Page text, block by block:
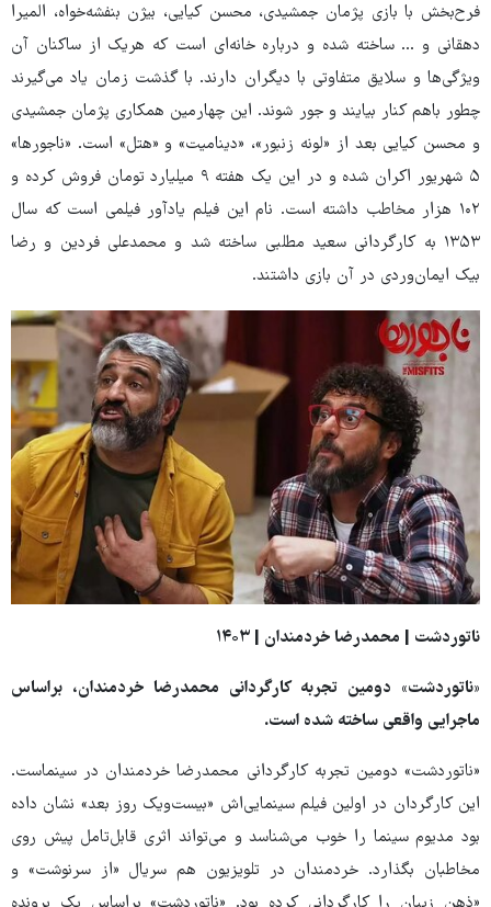
فرح‌بخش با بازی پژمان جمشیدی، محسن کیایی، بیژن بنفشه‌خواه، المیرا
دهقانی و … ساخته شده و درباره خانه‌ای است که هریک از ساکنان آن
ویژگی‌ها و سلایق متفاوتی با دیگران دارند. با گذشت زمان یاد می‌گیرند
چطور باهم کنار بیایند و جور شوند. این چهارمین همکاری پژمان جمشیدی
و محسن کیایی بعد از «لونه زنبور»، «دینامیت» و «هتل» است. «ناجورها»
۵ شهریور اکران شده و در این یک هفته ۹ میلیارد تومان فروش کرده و
۱۰۲ هزار مخاطب داشته است. نام این فیلم یادآور فیلمی است که سال
۱۳۵۳ به کارگردانی سعید مطلبی ساخته شد و محمدعلی فردین و رضا
بیک ایمان‌وردی در آن بازی داشتند.
ناتوردشت | محمدرضا خردمندان | ۱۴۰۳
«ناتوردشت» دومین تجربه کارگردانی محمدرضا خردمندان، براساس
ماجرایی واقعی ساخته شده است.
«ناتوردشت» دومین تجربه کارگردانی محمدرضا خردمندان در سینماست.
این کارگردان در اولین فیلم سینمایی‌اش «بیست‌ویک روز بعد» نشان داده
بود مدیوم سینما را خوب می‌شناسد و می‌تواند اثری قابل‌تامل پیش روی
مخاطبان بگذارد. خردمندان در تلویزیون هم سریال «از سرنوشت» و